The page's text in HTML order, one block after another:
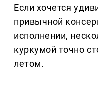
Если хочется
привычной
исполнении,
куркумой точно
летом.